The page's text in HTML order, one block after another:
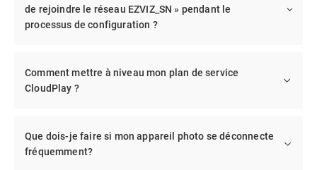
de rejoindre le réseau EZVIZ_SN » pendant le
processus de configuration ?
Comment mettre à niveau mon plan de service
CloudPlay ?
Que dois-je faire si mon appareil photo se déconnecte
fréquemment?